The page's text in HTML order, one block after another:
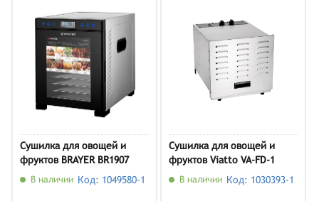
Сушилка для овощей и
фруктов BRAYER BR1907
В наличии Код: 1049580-1
Сушилка для овощей и
фруктов Viatto VA-FD-1
В наличии Код: 1030393-1